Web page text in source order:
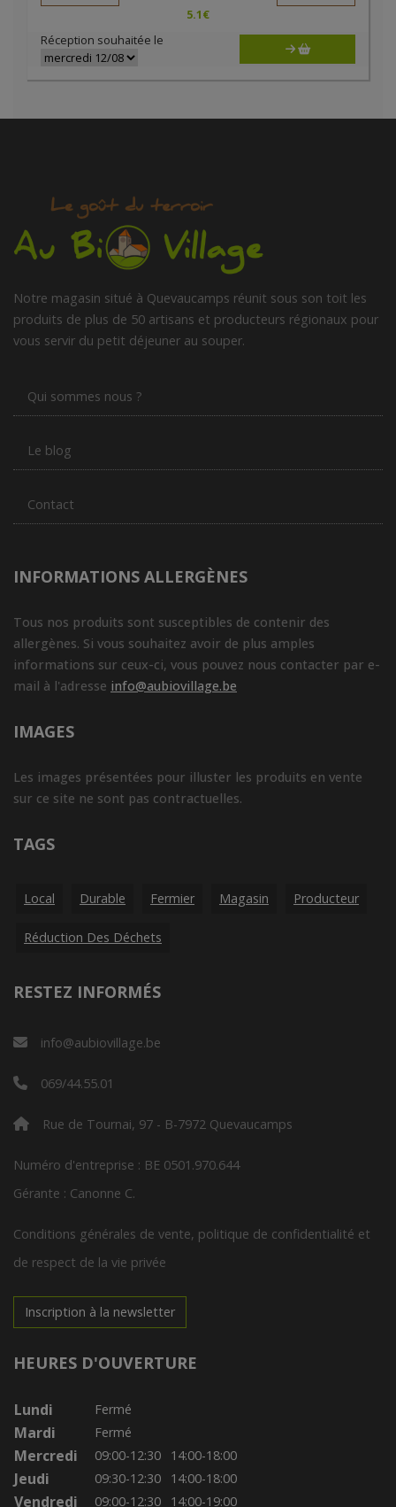
5.1€
Réception souhaitée le
Notre magasin situé à Quevaucamps réunit sous son toit les
produits de plus de 50 artisans et producteurs régionaux pour
vous servir du petit déjeuner au souper.
Qui sommes nous ?
Le blog
Contact
INFORMATIONS ALLERGÈNES
Tous nos produits sont susceptibles de contenir des
allergènes. Si vous souhaitez avoir de plus amples
informations sur ceux-ci, vous pouvez nous contacter par e-
mail à l'adresse info@aubiovillage.be
IMAGES
Les images présentées pour illuster les produits en vente
sur ce site ne sont pas contractuelles.
TAGS
Local Durable Fermier Magasin Producteur
Réduction Des Déchets
RESTEZ INFORMÉS
info@aubiovillage.be
069/44.55.01
Rue de Tournai, 97 - B-7972 Quevaucamps
Numéro d'entreprise : BE 0501.970.644
Gérante : Canonne C.
Conditions générales de vente, politique de confidentialité et
de respect de la vie privée
Inscription à la newsletter
HEURES D'OUVERTURE
Lundi Fermé
Mardi Fermé
Mercredi 09:00-12:30 14:00-18:00
Jeudi 09:30-12:30 14:00-18:00
Vendredi 09:00-12:30 14:00-19:00